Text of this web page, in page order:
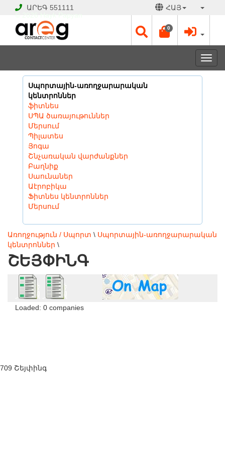
ԱՐԵԳ 551111 ՀԱՅ
0
Սպորտային-առողջարարական
կենտրոններ
ֆիտնես
ՍՊԱ ծառայութուններ
Մերսում
Պիլատես
Յոգա
Շնչառական վարժանքներ
Բաղնիք
Սաունաներ
Աէրոբիկա
Ֆիտնես կենտրոններ
Մերսում
Առողջություն / Սպորտ \ Սպորտային-առողջարարական
կենտրոններ \
ՇԵՅՓԻՆԳ
Loaded: 0 companies
709 Շեյփինգ